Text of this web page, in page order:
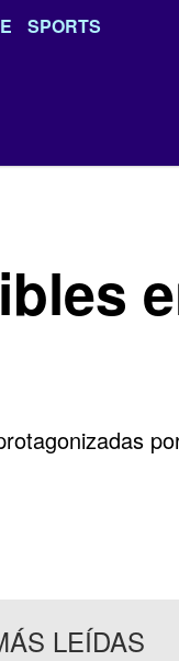
SPORTS
LEÍDAS